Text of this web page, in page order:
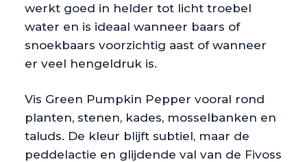
werkt goed in helder tot licht troebel
water en is ideaal wanneer baars of
snoekbaars voorzichtig aast of wanneer
er veel hengeldruk is.
Vis Green Pumpkin Pepper vooral rond
planten, stenen, kades, mosselbanken en
taluds. De kleur blijft subtiel, maar de
peddelactie en glijdende val van de Fivoss